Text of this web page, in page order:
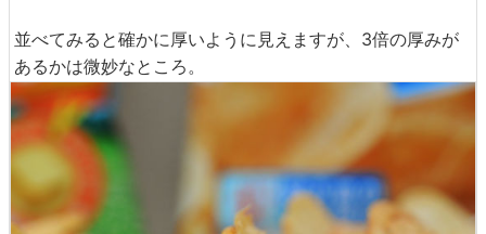
並べてみると確かに厚いように見えますが、3倍の厚みが
あるかは微妙なところ。